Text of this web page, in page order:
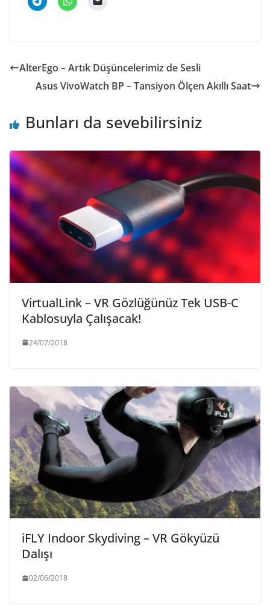
AlterEgo – Artık Düşüncelerimiz de Sesli
Asus VivoWatch BP – Tansiyon Ölçen Akıllı Saat
Bunları da sevebilirsiniz
VirtualLink – VR Gözlüğünüz Tek USB-C
Kablosuyla Çalışacak!
24/07/2018
iFLY Indoor Skydiving – VR Gökyüzü
Dalışı
02/06/2018